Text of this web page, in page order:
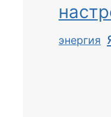
энергия